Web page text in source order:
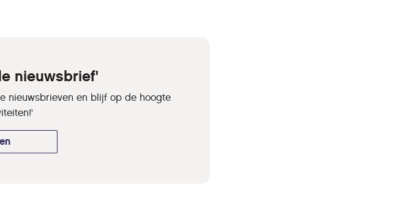
nieuwsbrief'
nieuwsbrieven en blijf op de hoogte